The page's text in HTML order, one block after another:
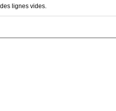
lignes vides.